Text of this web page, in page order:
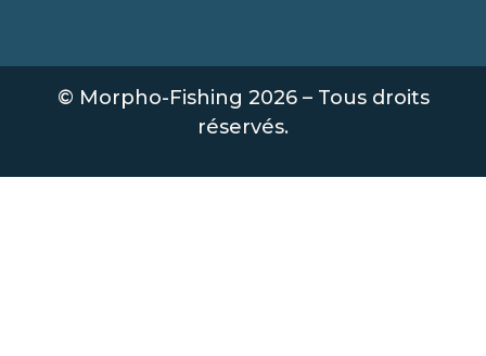
© Morpho-Fishing 2026 – Tous droits
réservés.